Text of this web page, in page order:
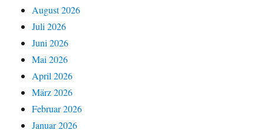
August 2026
Juli 2026
Juni 2026
Mai 2026
April 2026
März 2026
Februar 2026
Januar 2026